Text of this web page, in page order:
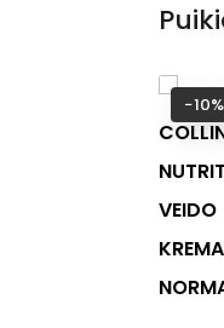
−10%